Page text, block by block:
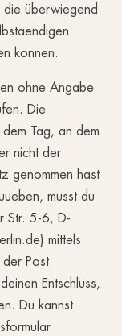
überwiegend
können.
ohne Angabe
Die
Tag, an dem
nicht der
genommen hast
musst du
Str. 5-6, D-
mittels
Post
Entschluss,
Du kannst